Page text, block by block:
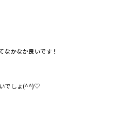
なかなか良いです！
いでしょ(^^)♡